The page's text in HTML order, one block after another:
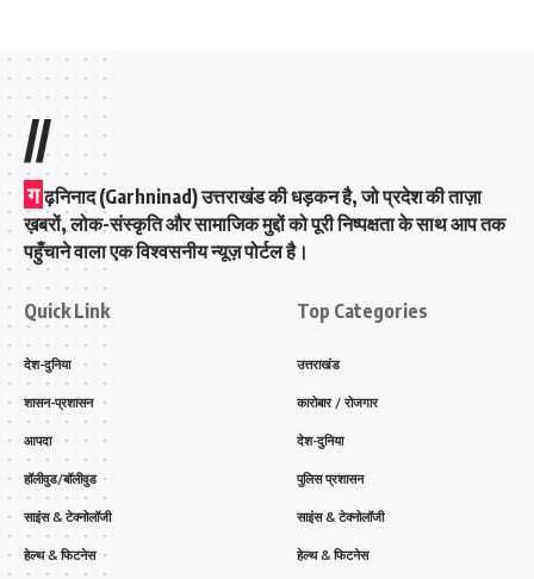
//
ग ढ़निनाद (Garhninad) उत्तराखंड की धड़कन है, जो प्रदेश की ताज़ा
ख़बरों, लोक-संस्कृति और सामाजिक मुद्दों को पूरी निष्पक्षता के साथ आप तक
पहुँचाने वाला एक विश्वसनीय न्यूज़ पोर्टल है।
Quick Link
देश-दुनिया
शासन-प्रशासन
आपदा
हॉलीवुड/बॉलीवुड
साइंस & टेक्नोलॉजी
हेल्थ & फिटनेस
Top Categories
उत्तराखंड
कारोबार / रोजगार
देश-दुनिया
पुलिस प्रशासन
साइंस & टेक्नोलॉजी
हेल्थ & फिटनेस